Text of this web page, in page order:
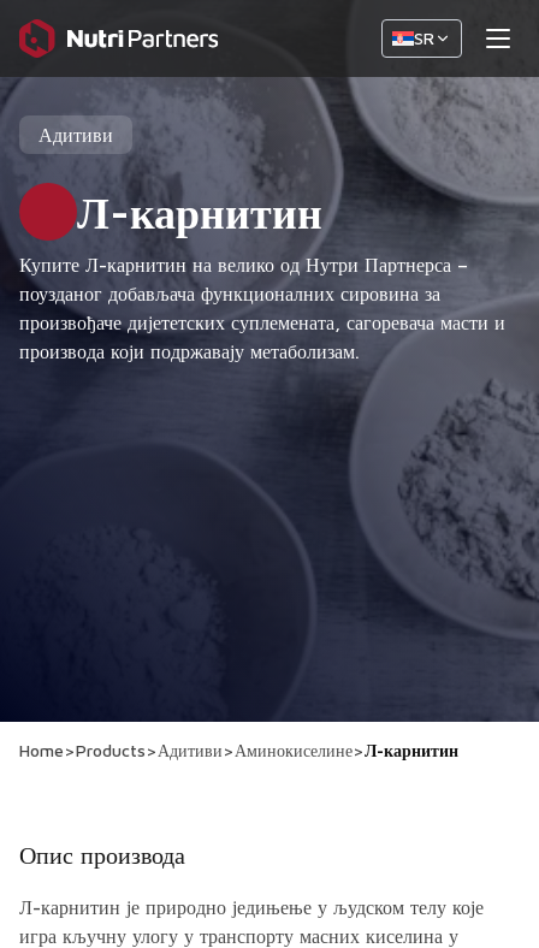
SR
Адитиви
Л-карнитин
Купите Л-карнитин на велико од Нутри Партнерса –
поузданог добављача функционалних сировина за
произвођаче дијететских суплемената, сагоревача масти и
производа који подржавају метаболизам.
Home>Products>Адитиви>Аминокиселине>Л-карнитин
Опис производа
Л-карнитин је природно једињење у људском телу које
игра кључну улогу у транспорту масних киселина у